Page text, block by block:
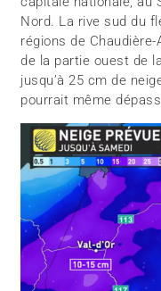
Nord. La rive sud du
régions de
de la partie ouest de
jusqu’à 25 cm de
pourrait même